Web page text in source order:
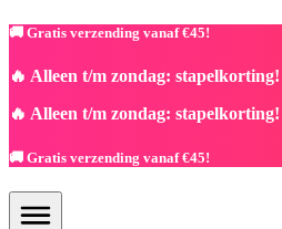
🚚 Gratis verzending vanaf €45!
🔥 Alleen t/m zondag: stapelkorting!
🔥 Alleen t/m zondag: stapelkorting!
🚚 Gratis verzending vanaf €45!